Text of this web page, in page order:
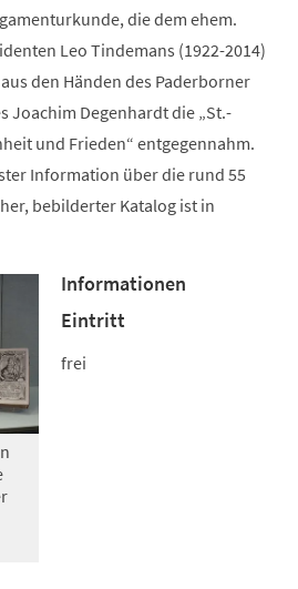
die dem ehem.
Leo Tindemans (1922-2014)
den Händen des Paderborner
Joachim Degenhardt die „St.-
und Frieden“ entgegennahm.
Information über die rund 55
bebilderter Katalog ist in
Informationen
Eintritt
frei